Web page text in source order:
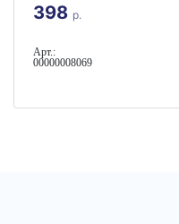
398 р.
Арт.:
00000008069